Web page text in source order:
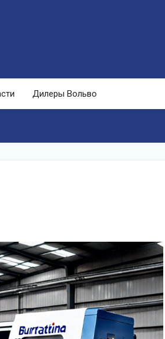
Дилеры Вольво